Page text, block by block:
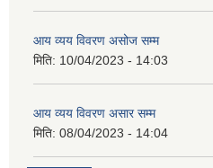
आय व्यय विवरण असोज सम्म
मिति: 10/04/2023 - 14:03
आय व्यय विवरण असार सम्म
मिति: 08/04/2023 - 14:04